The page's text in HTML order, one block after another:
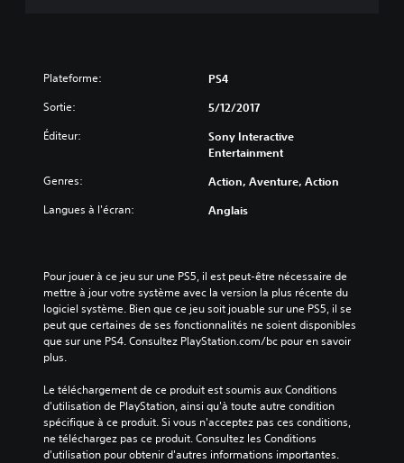
Plateforme: PS4
Sortie: 5/12/2017
Éditeur:
Sony Interactive
Entertainment
Genres: Action, Aventure, Action
Langues à l'écran: Anglais
Pour jouer à ce jeu sur une PS5, il est peut-être nécessaire de
mettre à jour votre système avec la version la plus récente du
logiciel système. Bien que ce jeu soit jouable sur une PS5, il se
peut que certaines de ses fonctionnalités ne soient disponibles
que sur une PS4. Consultez PlayStation.com/bc pour en savoir
plus.
Le téléchargement de ce produit est soumis aux Conditions
d'utilisation de PlayStation, ainsi qu'à toute autre condition
spécifique à ce produit. Si vous n'acceptez pas ces conditions,
ne téléchargez pas ce produit. Consultez les Conditions
d'utilisation pour obtenir d'autres informations importantes.